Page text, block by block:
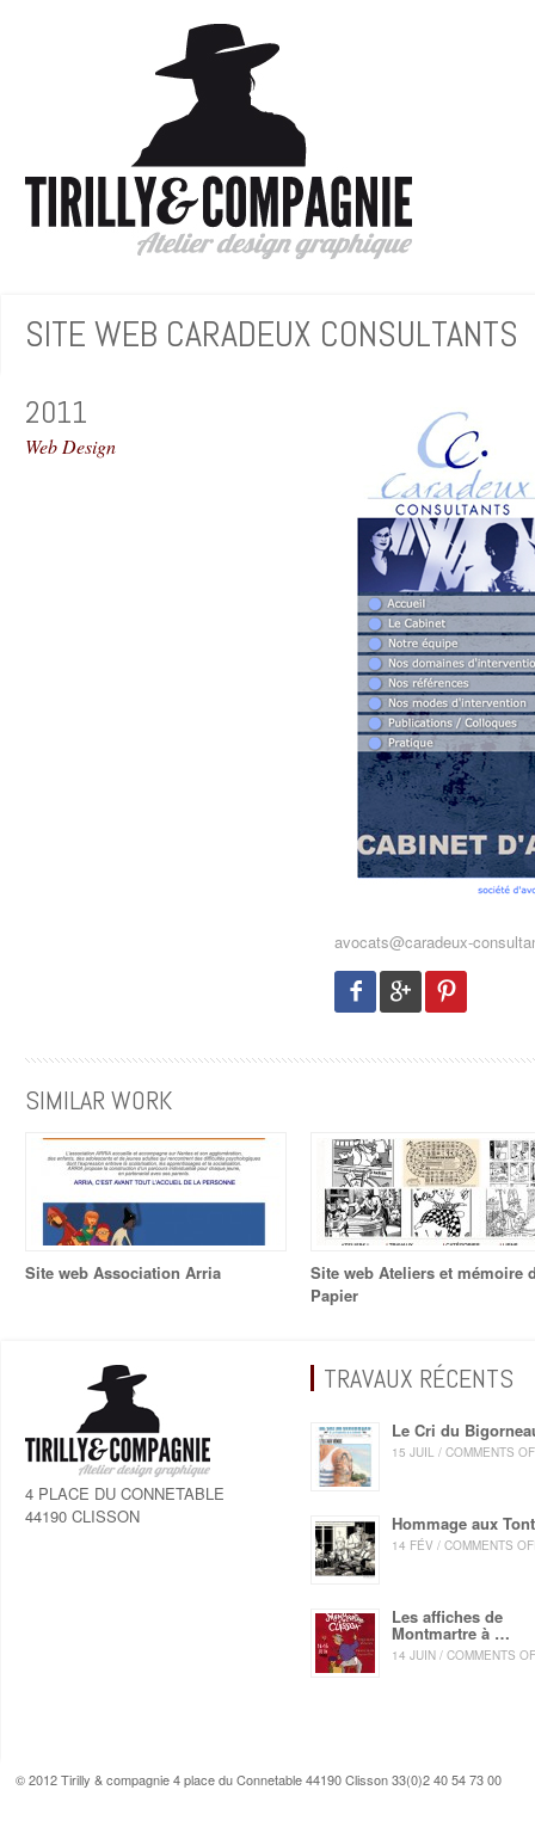
SITE WEB CARADEUX CONSULTANTS
2011
Web Design
avocats@caradeux-
SIMILAR WORK
Site web Association Arria
Site web Ateliers et mémoire
Papier
4 PLACE DU CONNETABLE
44190 CLISSON
TRAVAUX RÉCENTS
Le Cri du
15 JUIL / COMMENTS
Hommage aux
14 FÉV / COMMENTS
Les affiches de
Montmartre à …
14 JUIN / COMMENTS
© 2012 Tirilly & compagnie 4 place du Connetable 44190 Clisson 33(0)2 40 54 73 00